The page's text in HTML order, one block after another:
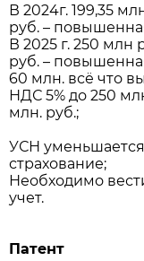
В 2024г. 199,35
руб. –
В 2025 г. 250 млн
руб. –
60 млн. всё что
НДС 5% до 250
млн. руб.;
УСН
страхование;
Необходимо
учет.
Патент